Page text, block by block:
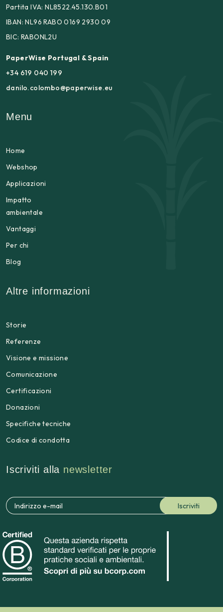
Partita IVA: NL8522.45.130.B01
IBAN: NL96 RABO 0169 2930 09
BIC: RABONL2U
PaperWise Portugal & Spain
+34 619 040 199
danilo.colombo@paperwise.eu
Menu
Home
Webshop
Applicazioni
Impatto
ambientale
Vantaggi
Per chi
Blog
Altre informazioni
Storie
Referenze
Visione e missione
Comunicazione
Certificazioni
Donazioni
Specifiche tecniche
Codice di condotta
Iscriviti alla newsletter